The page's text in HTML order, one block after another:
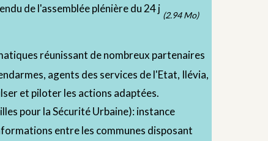
de l'assemblée plénière du 24 j (2.94 Mo)
réunissant de nombreux partenaires
agents des services de l'Etat, Ilévia,
et piloter les actions adaptées.
pour la Sécurité Urbaine): instance
entre les communes disposant